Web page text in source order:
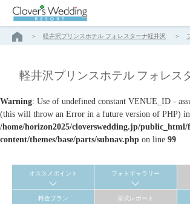
軽井沢プリンスホテル フォレスターナ軽井沢
軽井沢プリンスホテル フォレス
Warning: Use of undefined constant VENUE_ID -
(this will throw an Error in a future version of PHP) in
/home/horizon2025/cloverswedding.jp/
content/themes/base/parts/subnav.php on line 99
オススメポイント フォトギャラリー
料金プラン 挙式レポート